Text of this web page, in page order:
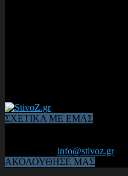
ΣΧΕΤΙΚΑ ΜΕ ΕΜΑΣ
info@stivoz.gr
ΑΚΟΛΟΥΘΗΣΕ ΜΑΣ